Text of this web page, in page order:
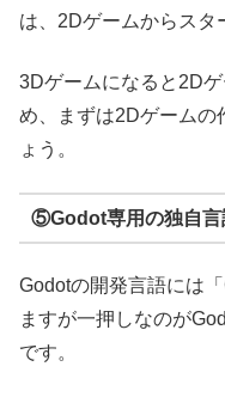
は、2Dゲームからスタ
3Dゲームになると2D
め、まずは2Dゲームの
ょう。
⑤Godot専用の独自言
Godotの開発言語には
ますが一押しなのが
です。